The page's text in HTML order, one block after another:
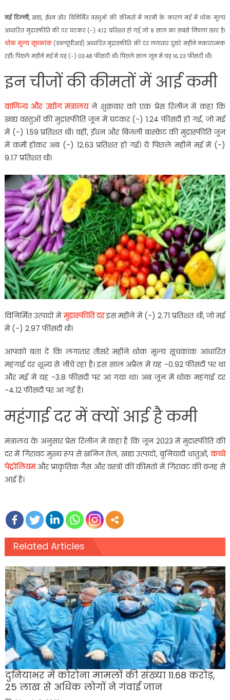
नई दिल्ली,खाद्य, ईंधन और विनिर्मित वस्तुओं की कीमतों में नरमी के कारण मई में थोक मूल्य
आधारित मुद्रास्फीति की दर घटकर (-) 4.12 प्रतिशत हो गई, जो 8 साल का सबसे निचला स्तर है।
थोक मूल्य सूचकांक(डब्ल्यूपीआई) आधारित मुद्रास्फीति की दर लगातार दूसरे महीने नकारात्मक
रही। पिछले महीने मई में यह (-) 03.48 फीसदी थी। पिछले साल जून में यह 16.23 फीसदी थी।
इन चीजों की कीमतों में आई कमी
वाणिज्य और उद्योग मंत्रालयने शुक्रवार को एक प्रेस रिलीज में कहा कि
खाद्य वस्तुओं की मुद्रास्फीति जून में घटकर (-) 1.24 फीसदी हो गई, जो मई
में (-) 1.59 प्रतिशत थी। वहीं, ईंधन और बिजली बास्केट की मुद्रास्फीति जून
में कमी होकर अब (-) 12.63 प्रतिशत हो गई। ये पिछले महीने मई में (-)
9.17 प्रतिशत थी।
विनिर्मित उत्पादों मेंमुद्रास्फीति दरइस महीने में (-) 2.71 प्रतिशत थी, जो मई
में (-) 2.97 फीसदी थी।
आपको बता दें कि लगातार तीसरे महीने थोक मूल्य सूचकांक आधारित
महंगाई दर शून्य से नीचे रहा है। इस साल अप्रैल में यह -0.92 फीसदी पर था
और मई में यह -3.8 फीसदी पर आ गया था। अब जून में थोक महंगाई दर
-4.12 फीसदी पर आ गई है।
महंगाई दर में क्यों आई है कमी
मंत्रालय के अनुसार प्रेस रिलीज में कहा है कि जून 2023 में मुद्रास्फीति की
दर में गिरावट मुख्य रूप से खनिज तेल, खाद्य उत्पादों, बुनियादी धातुओं,कच्चे
पेट्रोलियमऔर प्राकृतिक गैस और वस्त्रों की कीमतों में गिरावट की वजह से
आई है।
Related Articles
दुनियाभर में कोरोना मामलों की संख्या 11.68 करोड़,
25 लाख से अधिक लोगों ने गंवाई जान